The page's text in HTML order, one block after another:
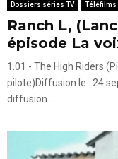
Dossiers séries TV Téléfilms
Ranch L,
épisode La
1.01 - The High Riders
pilote)Diffusion le : 24
diffusion...